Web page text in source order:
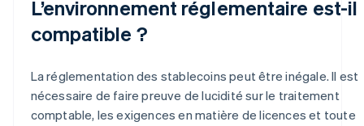
L’environnement réglementaire est-il
compatible ?
La réglementation des stablecoins peut être inégale. Il est
nécessaire de faire preuve de lucidité sur le traitement
comptable, les exigences en matière de licences et toute